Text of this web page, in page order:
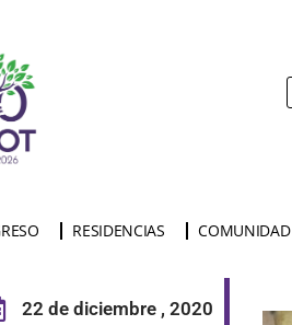
RESIDENCIAS COMUNIDAD
22 de diciembre , 2020